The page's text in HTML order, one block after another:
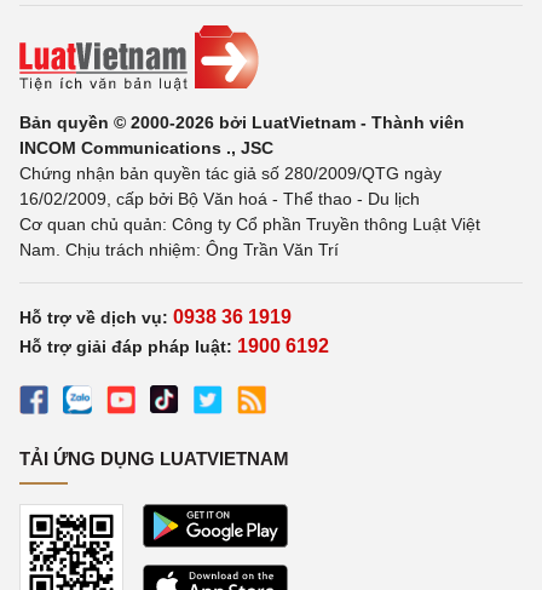
Bản quyền © 2000-2026 bởi LuatVietnam - Thành viên
INCOM Communications ., JSC
Chứng nhận bản quyền tác giả số 280/2009/QTG ngày
16/02/2009, cấp bởi Bộ Văn hoá - Thể thao - Du lịch
Cơ quan chủ quản: Công ty Cổ phần Truyền thông Luật Việt
Nam. Chịu trách nhiệm: Ông Trần Văn Trí
Hỗ trợ về dịch vụ: 0938 36 1919
Hỗ trợ giải đáp pháp luật: 1900 6192
TẢI ỨNG DỤNG LUATVIETNAM